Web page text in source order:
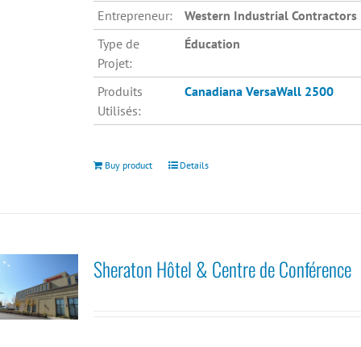
Entrepreneur:
Western Industrial Contractors
Type de
Projet:
Éducation
Produits
Utilisés:
Canadiana VersaWall 2500
Buy product Details
Sheraton Hôtel & Centre de Conférence